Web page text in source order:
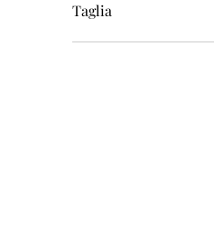
Taglia
38